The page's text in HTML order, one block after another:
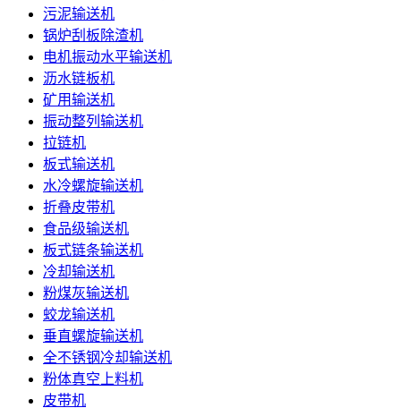
污泥输送机
锅炉刮板除渣机
电机振动水平输送机
沥水链板机
矿用输送机
振动整列输送机
拉链机
板式输送机
水冷螺旋输送机
折叠皮带机
食品级输送机
板式链条输送机
冷却输送机
粉煤灰输送机
蛟龙输送机
垂直螺旋输送机
全不锈钢冷却输送机
粉体真空上料机
皮带机